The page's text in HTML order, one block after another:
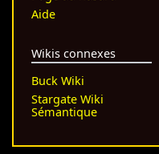
Aide
Wikis connexes
Buck Wiki
Stargate Wiki
Sémantique